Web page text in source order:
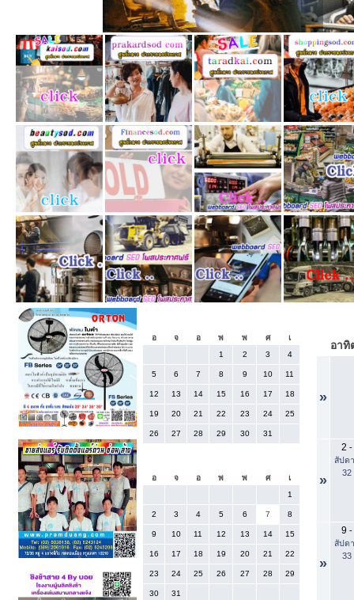
อ จ อ พ พ ศ
เ
1
2 3 4
5 6 7 8 9 10 11
12 13 14 15 16 17 18
19 20 21 22 23 24 25
26 27 28 29 30 31
อ จ อ พ พ ศ
เ
1
2 3 4 5 6 7 8
9 10 11 12 13 14 15
16 17 18 19 20 21 22
23 24 25 26 27 28 29
30 31
อาทิ
»
»
2 -
สัปด
32
»
9 -
สัปด
33